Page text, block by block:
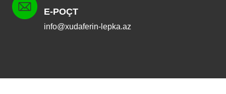
E-POÇT
info@xudaferin-lepka.az